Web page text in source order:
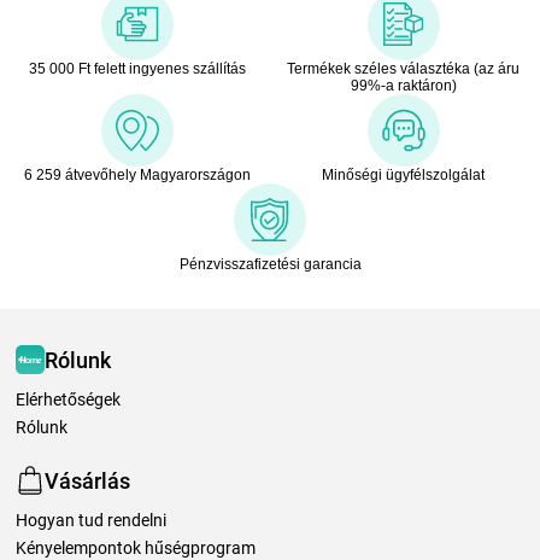
35 000 Ft felett ingyenes szállítás
Termékek széles választéka (az áru
99%-a raktáron)
6 259 átvevőhely Magyarországon Minőségi ügyfélszolgálat
Pénzvisszafizetési garancia
Rólunk
Elérhetőségek
Rólunk
Vásárlás
Hogyan tud rendelni
Kényelempontok hűségprogram